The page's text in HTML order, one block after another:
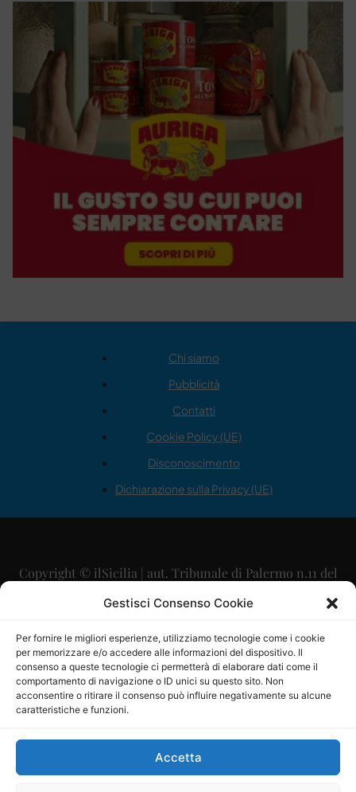
Gestisci Consenso Cookie
Per fornire le migliori esperienze, utilizziamo tecnologie come i cookie
per memorizzare e/o accedere alle informazioni del dispositivo. Il
consenso a queste tecnologie ci permetterà di elaborare dati come il
comportamento di navigazione o ID unici su questo sito. Non
acconsentire o ritirare il consenso può influire negativamente su alcune
caratteristiche e funzioni.
Accetta
Chi siamo
Pubblicità
Contatti
Cookie Policy (UE)
Disconoscimento
Dichiarazione sulla Privacy (UE)
Copyright © ilSicilia | aut. Tribunale di Palermo n.11 del
29/09/2015
Direttore Editoriale: Maurizio Scaglione
Direttore Responsabile: Maria Calabrese
P.IVA: 06334930820
Mercurio Comunicazione Società Cooperativa a r.l. è